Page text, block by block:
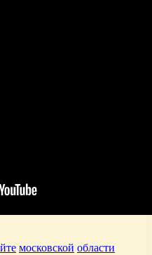
московской области